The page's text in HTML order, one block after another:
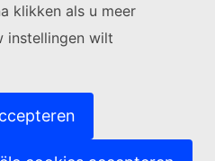
klikken als u meer
instellingen wilt
link)
link)